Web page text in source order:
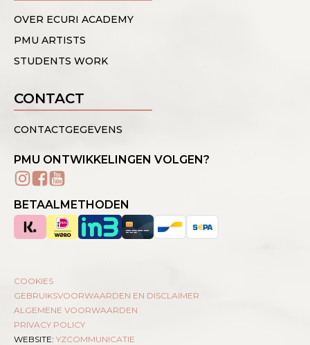
OVER ECURI ACADEMY
PMU ARTISTS
STUDENTS WORK
CONTACT
CONTACTGEGEVENS
PMU ONTWIKKELINGEN VOLGEN?
BETAALMETHODEN
COOKIES
GEBRUIKSVOORWAARDEN EN DISCLAIMER
ALGEMENE VOORWAARDEN
PRIVACY POLICY
WEBSITE: YZCOMMUNICATIE